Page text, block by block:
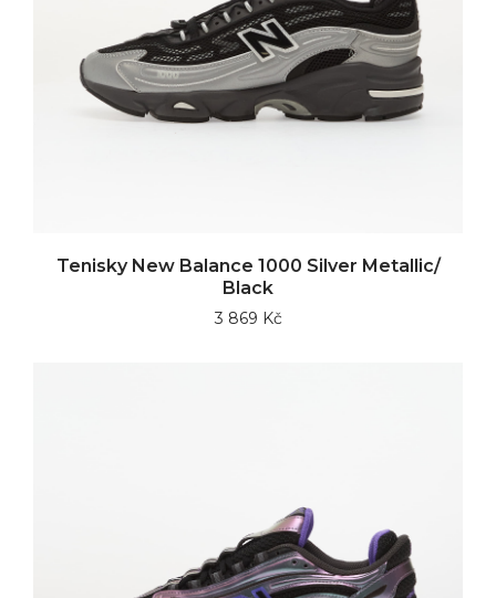
Tenisky New Balance 1000 Silver Metallic/
Black
3 869 Kč